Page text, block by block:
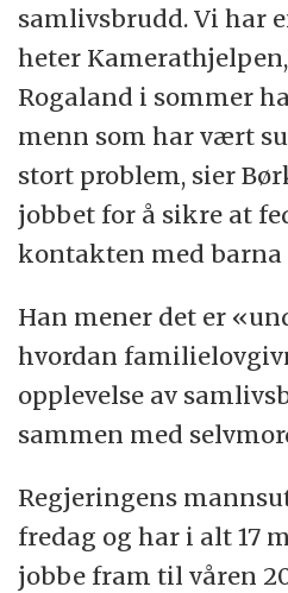
samlivsbrudd. Vi har
heter
Rogaland i sommer
menn som har vært
stort problem, sier
jobbet for å sikre at
kontakten med barna
Han mener det er
hvordan
opplevelse av
sammen med
Regjeringens
fredag og har i alt 17
jobbe fram til våren